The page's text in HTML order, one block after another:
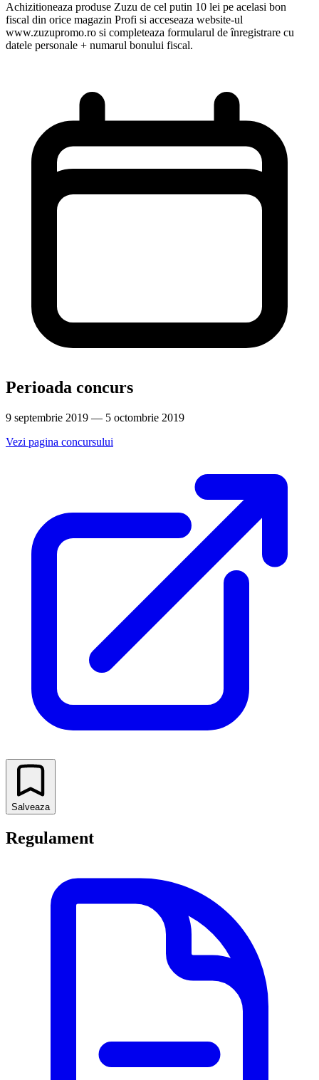
Achizitioneaza produse Zuzu de cel putin 10 lei pe acelasi bon
fiscal din orice magazin Profi si acceseaza website-ul
www.zuzupromo.ro si completeaza formularul de înregistrare cu
datele personale + numarul bonului fiscal.
Perioada concurs
9 septembrie 2019 — 5 octombrie 2019
Vezi pagina concursului
Salveaza
Regulament